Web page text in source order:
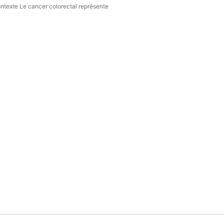
Le cancer colorectal représente